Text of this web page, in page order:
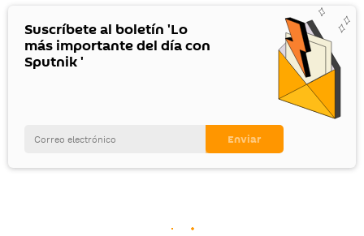
Suscríbete al boletín 'Lo
más importante del día con
Sputnik '